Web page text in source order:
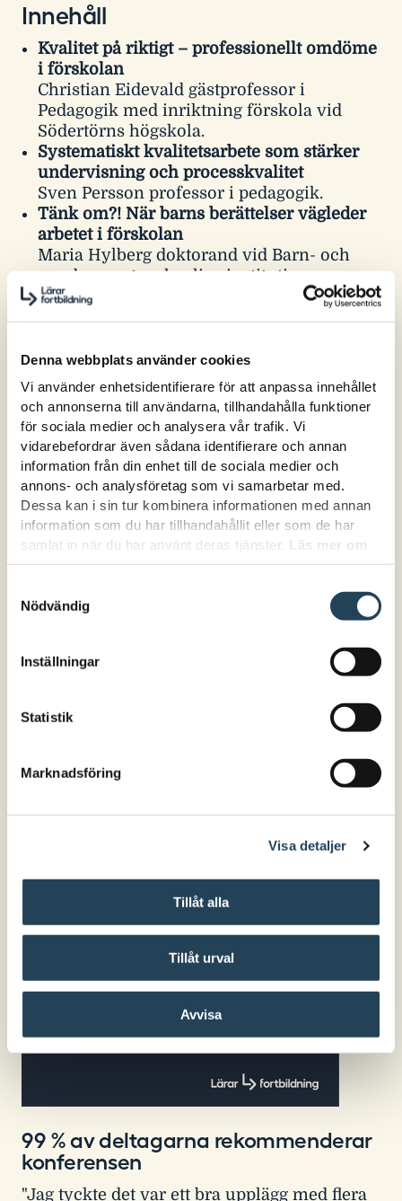
Denna webbplats använder cookies
Vi använder enhetsidentifierare för att anpassa innehållet
och annonserna till användarna, tillhandahålla funktioner
för sociala medier och analysera vår trafik. Vi
vidarebefordrar även sådana identifierare och annan
information från din enhet till de sociala medier och
annons- och analysföretag som vi samarbetar med.
Dessa kan i sin tur kombinera informationen med annan
information som du har tillhandahållit eller som de har
samlat in när du har använt deras tjänster. Läs mer om
hur vi hanterar cookies här.
Nödvändig
Inställningar
Statistik
Marknadsföring
Visa detaljer
Tillåt alla
Tillåt urval
Avvisa
Innehåll
Kvalitet på riktigt – professionellt omdöme
i förskolan
Christian Eidevald gästprofessor i
Pedagogik med inriktning förskola vid
Södertörns högskola.
Systematiskt kvalitetsarbete som stärker
undervisning och processkvalitet
Sven Persson professor i pedagogik.
Tänk om?! När barns berättelser vägleder
arbetet i förskolan
Maria Hylberg doktorand vid Barn- och
ungdomsvetenskapliga institutionen,
Stockholms universitet.
Men när dom bråkar – det tar vi väl inte
Elin Larsson är förskollärare, författare
och utvecklingspedagog
Meningsfull dokumentation - med barns
perspektiv i fokus
Lena Edlund är författare, pedagogisk
utvecklare och arbetar nu som
förskolekonsult.
Leda inspirerande och kreativt
kvalitetsarbete
Fatemeh Sadat Seyedi rektor Upplands-Bro
förskolor.
99 % av deltagarna rekommenderar
konferensen
"Jag tyckte det var ett bra upplägg med flera